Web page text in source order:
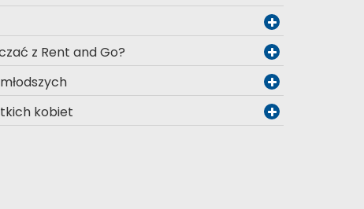
z Rent and Go?
kobiet